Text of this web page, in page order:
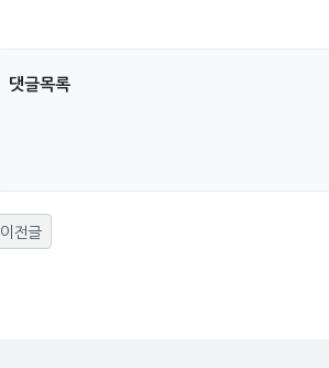
댓글목록
이전글